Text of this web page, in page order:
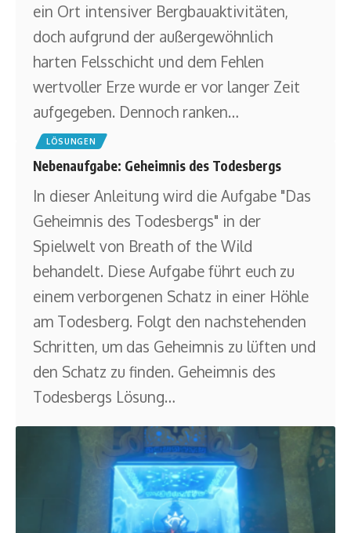
ein Ort intensiver Bergbauaktivitäten,
doch aufgrund der außergewöhnlich
harten Felsschicht und dem Fehlen
wertvoller Erze wurde er vor langer Zeit
aufgegeben. Dennoch ranken…
LÖSUNGEN
Nebenaufgabe: Geheimnis des Todesbergs
In dieser Anleitung wird die Aufgabe "Das
Geheimnis des Todesbergs" in der
Spielwelt von Breath of the Wild
behandelt. Diese Aufgabe führt euch zu
einem verborgenen Schatz in einer Höhle
am Todesberg. Folgt den nachstehenden
Schritten, um das Geheimnis zu lüften und
den Schatz zu finden. Geheimnis des
Todesbergs Lösung…